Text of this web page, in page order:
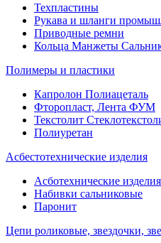
Техпластины
Рукава и шланги
Приводные ремни
Кольца Манжеты
Полимеры и пластики
Капролон Полиацеталь
Фторопласт, Лента ФУМ
Текстолит
Полиуретан
Асбестотехнические изделия
Асботехнические изделия
Набивки сальниковые
Паронит
Цепи роликовые, звездочки,